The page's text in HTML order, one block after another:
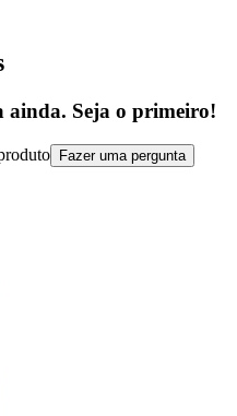
ainda. Seja o primeiro!
Fazer uma pergunta